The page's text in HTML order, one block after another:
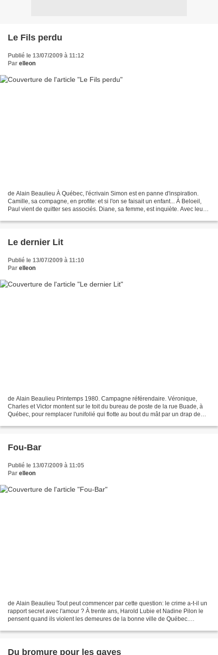
Le Fils perdu
Publié le 13/07/2009 à 11:12
Par elleon
de Alain Beaulieu À Québec, l'écrivain Simon est en panne d'inspiration.
Camille, sa compagne, en profite: et si l'on se faisait un enfant... À Beloeil,
Paul vient de quitter ses associés. Diane, sa femme, est inquiète. Avec leurs
Le dernier Lit
Publié le 13/07/2009 à 11:10
Par elleon
de Alain Beaulieu Printemps 1980. Campagne référendaire. Véronique,
Charles et Victor montent sur le toit du bureau de poste de la rue Buade, à
Québec, pour remplacer l'unifolié qui flotte au bout du mât par un drap de
Fou-Bar
Publié le 13/07/2009 à 11:05
Par elleon
de Alain Beaulieu Tout peut commencer par cette question: le crime a-t-il un
rapport secret avec l'amour ? À trente ans, Harold Lubie et Nadine Pilon le
pensent quand ils violent les demeures de la bonne ville de Québec.
Du bromure pour les gayes